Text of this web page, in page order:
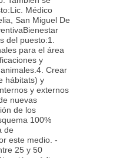
Médico
San Miguel De
del puesto:1.
para el área
y
Crear
hábitats) y
y externos
nuevas
de los
100%
de
este medio. -
25 y 50